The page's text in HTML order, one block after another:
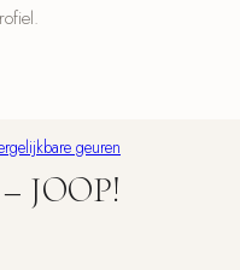
geuren
JOOP!